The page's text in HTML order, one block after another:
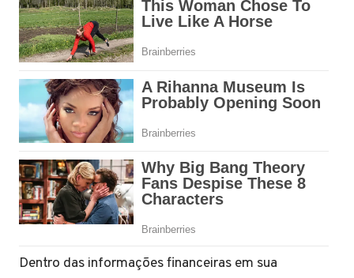
Dentro das informações financeiras em sua